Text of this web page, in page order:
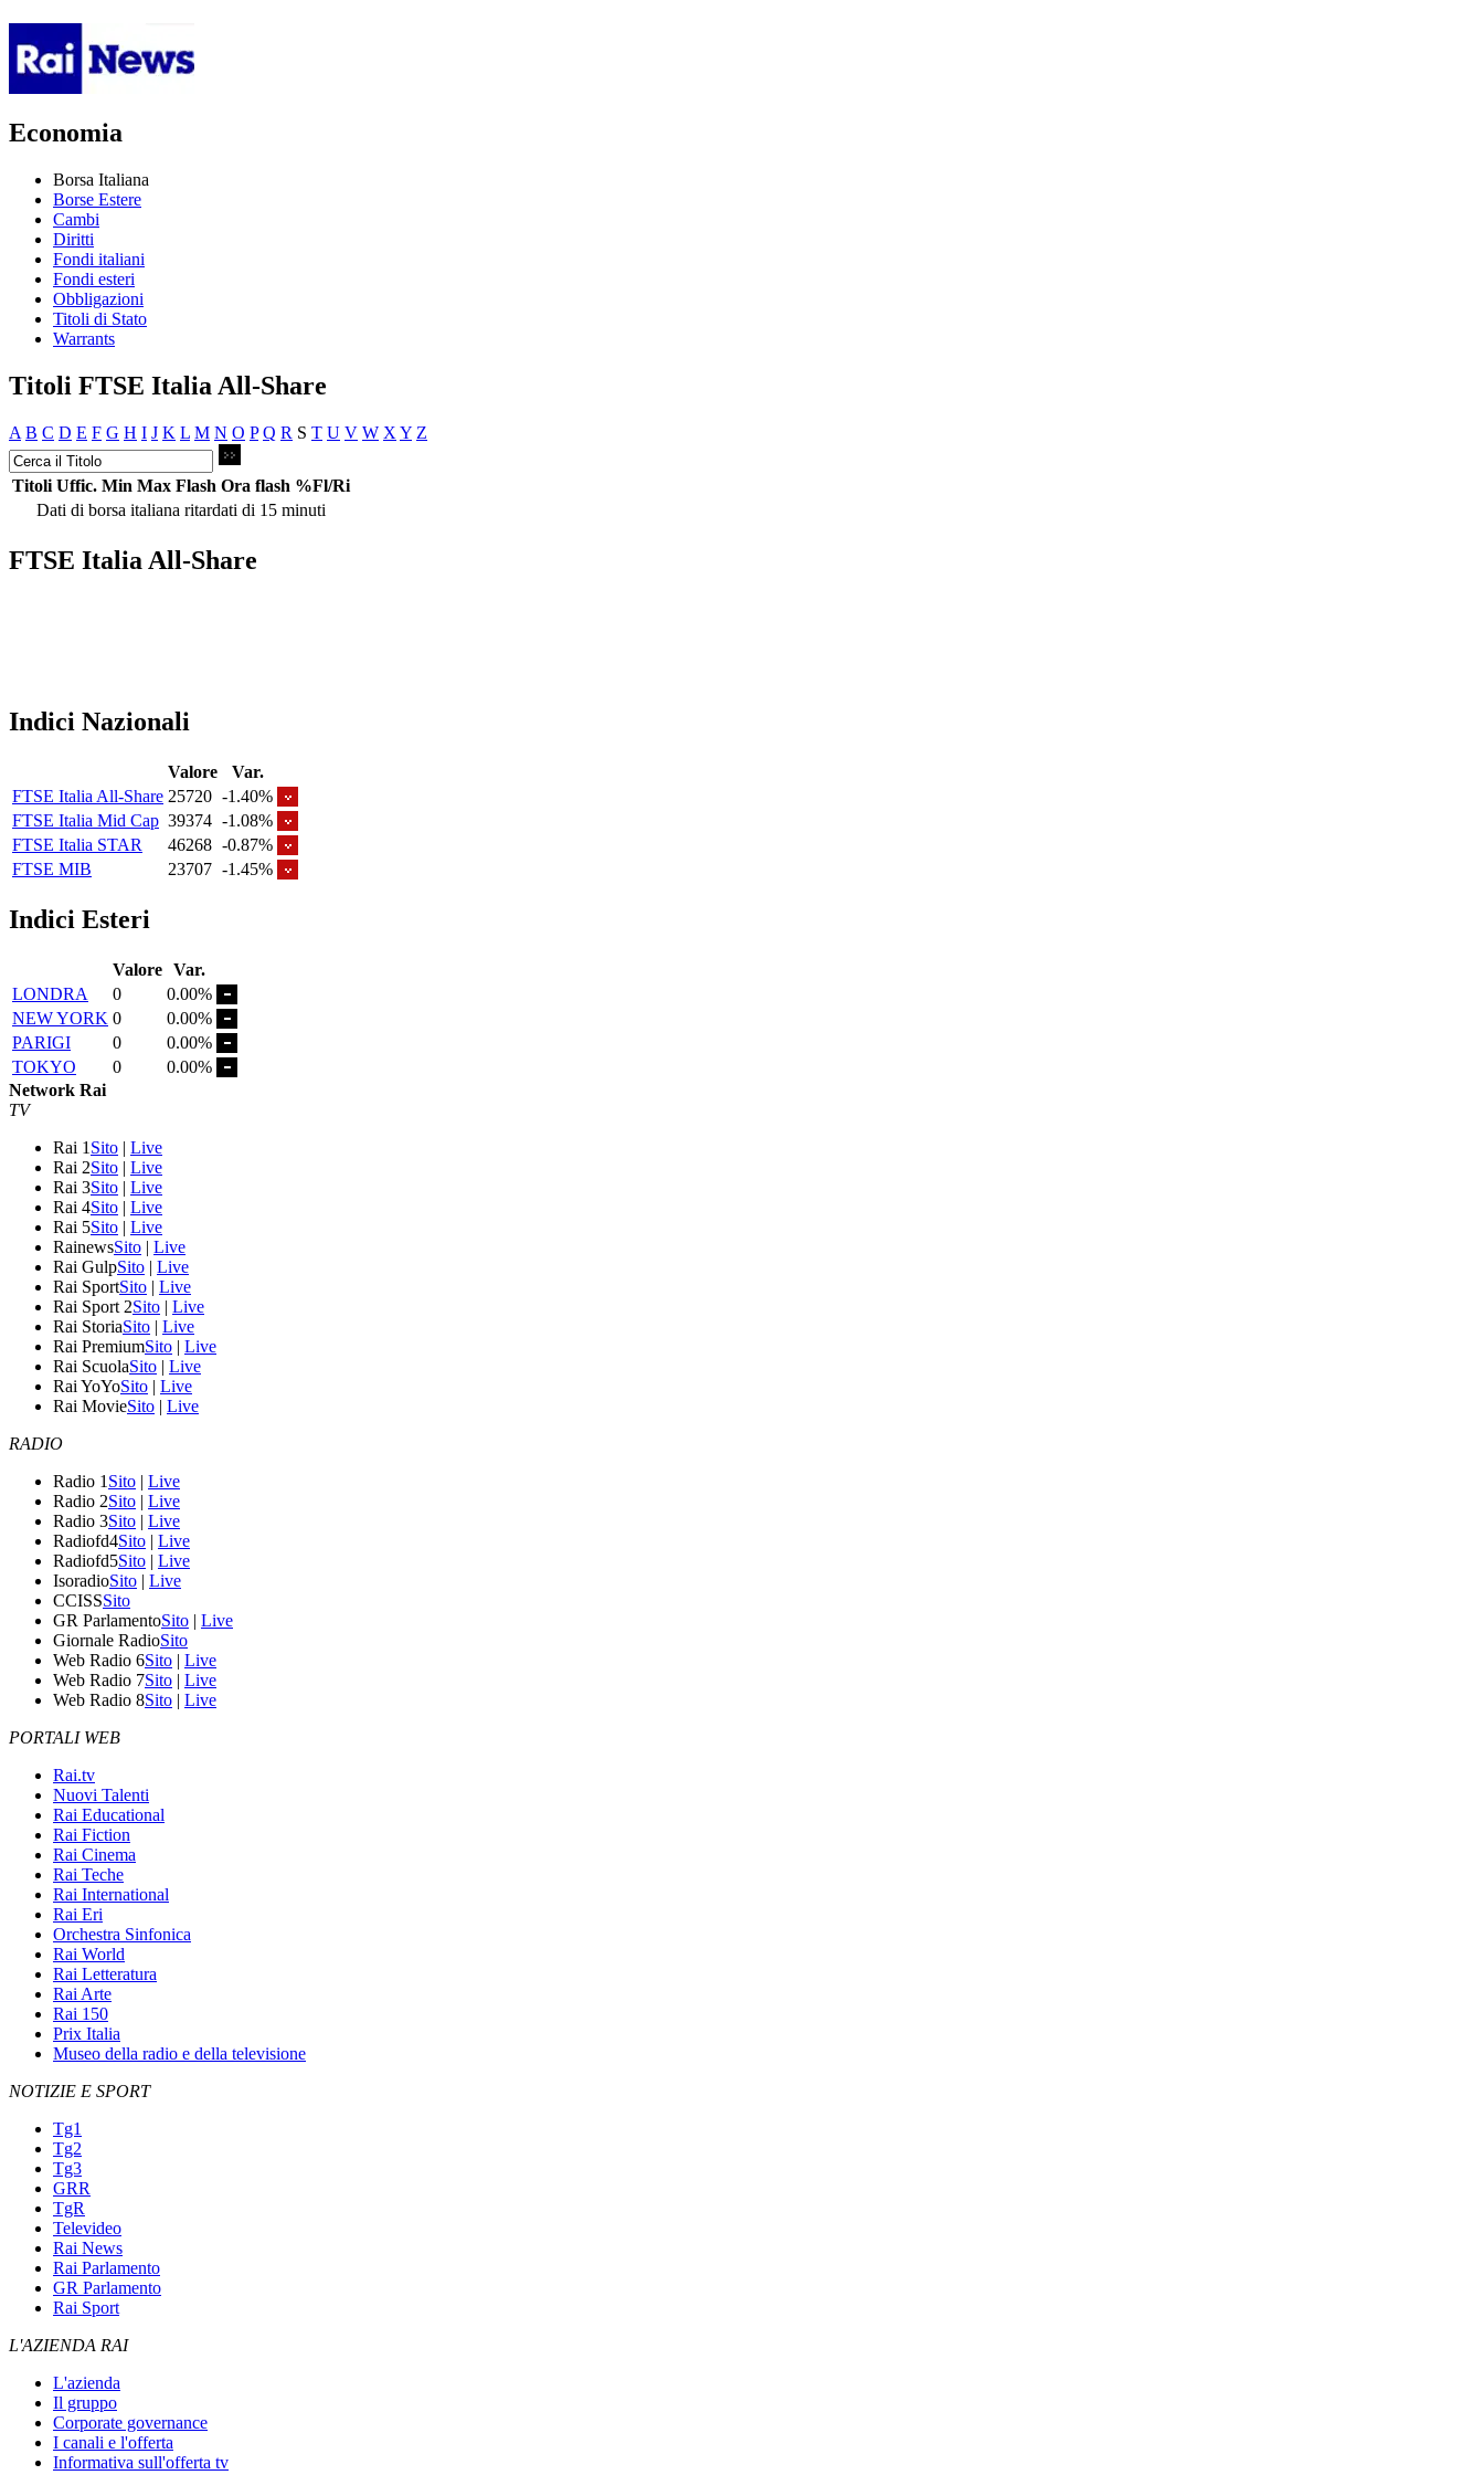
Economia
Borsa Italiana
Borse Estere
Cambi
Diritti
Fondi italiani
Fondi esteri
Obbligazioni
Titoli di Stato
Warrants
Titoli FTSE Italia All-Share
A B C D E F G H I J K L M N O P Q R S T U V W X Y Z
Titoli Uffic. Min Max Flash Ora flash %Fl/Ri
Dati di borsa italiana ritardati di 15 minuti
FTSE Italia All-Share
Indici Nazionali
Valore
Var.
FTSE Italia All-Share 25720 -1.40%
FTSE Italia Mid Cap 39374 -1.08%
FTSE Italia STAR
46268 -0.87%
FTSE MIB
23707 -1.45%
Indici Esteri
Valore Var.
LONDRA
0
0.00%
NEW YORK 0
0.00%
PARIGI
0
0.00%
TOKYO
0
0.00%
Network Rai
TV
Rai 1 Sito | Live
Rai 2Sito | Live
Rai 3Sito | Live
Rai 4Sito | Live
Rai 5Sito | Live
RainewsSito | Live
Rai GulpSito | Live
Rai SportSito | Live
Rai Sport 2Sito | Live
Rai StoriaSito | Live
Rai PremiumSito | Live
Rai ScuolaSito | Live
Rai YoYoSito | Live
Rai MovieSito | Live
RADIO
Radio 1 Sito | Live
Radio 2Sito | Live
Radio 3Sito | Live
Radiofd4Sito | Live
Radiofd5Sito | Live
IsoradioSito | Live
CCISSSito
GR ParlamentoSito | Live
Giornale RadioSito
Web Radio 6Sito | Live
Web Radio 7Sito | Live
Web Radio 8Sito | Live
PORTALI WEB
Rai.tv
Nuovi Talenti
Rai Educational
Rai Fiction
Rai Cinema
Rai Teche
Rai International
Rai Eri
Orchestra Sinfonica
Rai World
Rai Letteratura
Rai Arte
Rai 150
Prix Italia
Museo della radio e della televisione
NOTIZIE E SPORT
Tg1
Tg2
Tg3
GRR
TgR
Televideo
Rai News
Rai Parlamento
GR Parlamento
Rai Sport
L'AZIENDA RAI
L'azienda
Il gruppo
Corporate governance
I canali e l'offerta
Informativa sull'offerta tv